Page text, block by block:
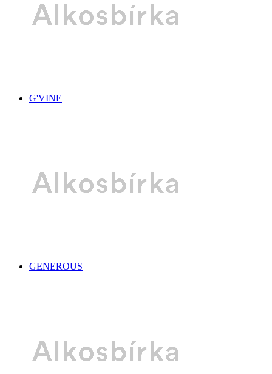
G'VINE
GENEROUS